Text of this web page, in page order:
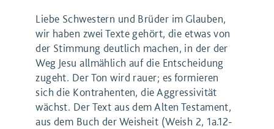
Liebe Schwestern und Brüder im Glauben,
wir haben zwei Texte gehört, die etwas von
der Stimmung deutlich machen, in der der
Weg Jesu allmählich auf die Entscheidung
zugeht. Der Ton wird rauer; es formieren
sich die Kontrahenten, die Aggressivität
wächst. Der Text aus dem Alten Testament,
aus dem Buch der Weisheit (Weish 2, 1a.12-